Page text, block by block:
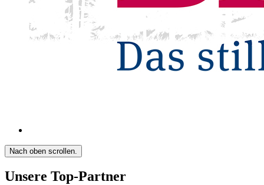
Nach oben scrollen.
Unsere Top-Partner